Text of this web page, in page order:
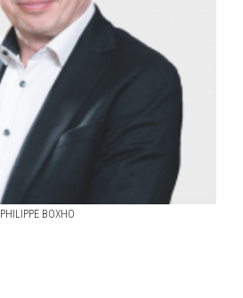
PHILIPPE BOXHO